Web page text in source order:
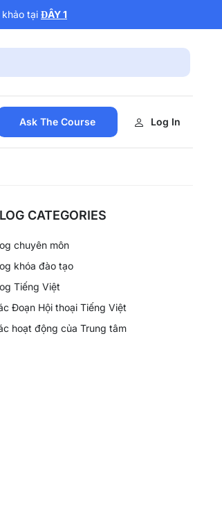
tại ĐÂY 1
Ask The Course Log In
CATEGORIES
chuyên môn
khóa đào tạo
Tiếng Việt
Đoạn Hội thoại Tiếng Việt
hoạt động của Trung tâm